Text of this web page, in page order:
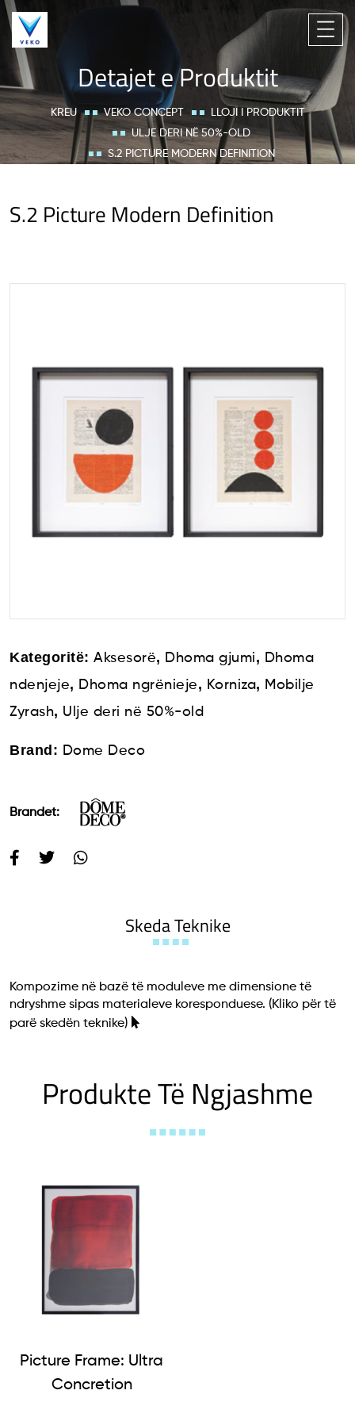
Detajet e Produktit
KREU VEKO CONCEPT
LLOJI I PRODUKTIT
ULJE DERI NË 50%-OLD
S.2 PICTURE MODERN DEFINITION
S.2 Picture Modern Definition
Kategoritë: Aksesorë, Dhoma gjumi, Dhoma
ndenjeje, Dhoma ngrënieje, Korniza, Mobilje
Zyrash, Ulje deri në 50%-old
Brand: Dome Deco
Brandet:
Skeda Teknike
Kompozime në bazë të moduleve me dimensione të
ndryshme sipas materialeve koresponduese. (Kliko për të
parë skedën teknike)
Produkte Të Ngjashme
Picture Frame: Ultra
Concretion